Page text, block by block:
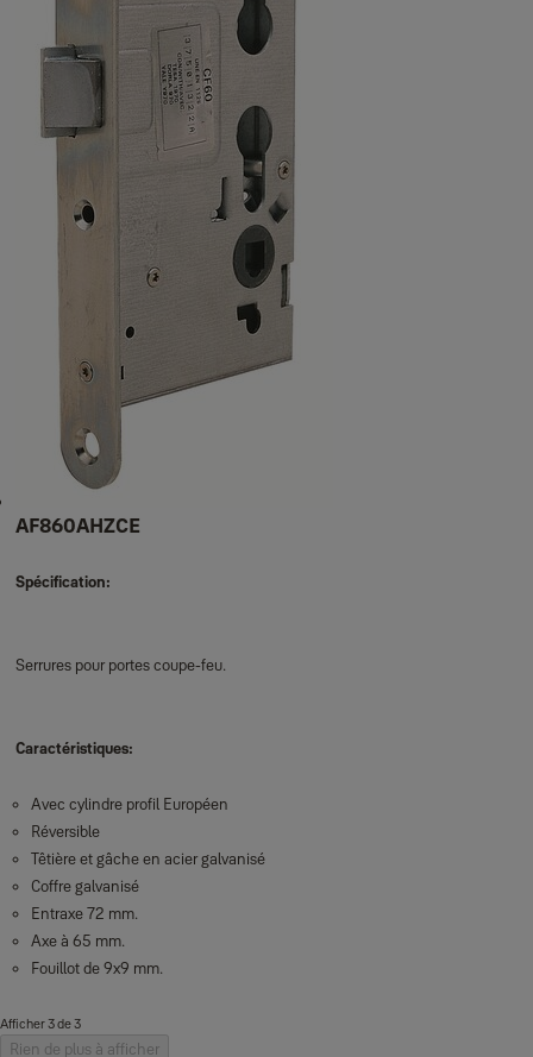
AF860AHZCE
Spécification:
Serrures pour portes coupe-feu.
Caractéristiques:
Avec cylindre profil Européen
Réversible
Têtière et gâche en acier galvanisé
Coffre galvanisé
Entraxe 72 mm.
Axe à 65 mm.
Fouillot de 9x9 mm.
Afficher 3 de 3
Rien de plus à afficher